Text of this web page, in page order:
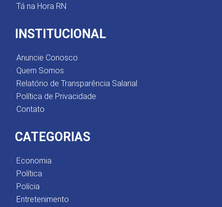
Tá na Hora RN
INSTITUCIONAL
Anuncie Conosco
Quem Somos
Relatório de Transparência Salarial
Política de Privacidade
Contato
CATEGORIAS
Economia
Política
Polícia
Entretenimento